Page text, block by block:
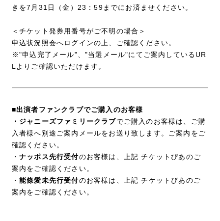
きを7月31日（金）23：59までにお済ませください。
＜チケット発券用番号がご不明の場合＞
申込状況照会へログインの上、ご確認ください。
※"申込完了メール"、"当選メール"にてご案内しているUR
Lよりご確認いただけます。
■出演者ファンクラブでご購入のお客様
・ジャニーズファミリークラブでご購入のお客様は、ご購
入者様へ別途ご案内メールをお送り致します。ご案内をご
確認ください。
・ナッポス先行受付のお客様は、上記 チケットぴあのご
案内をご確認ください。
・能條愛未先行受付のお客様は、上記 チケットぴあのご
案内をご確認ください。